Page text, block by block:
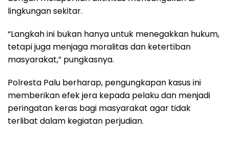
lingkungan sekitar.
“Langkah ini bukan hanya untuk menegakkan hukum,
tetapi juga menjaga moralitas dan ketertiban
masyarakat,” pungkasnya.
Polresta Palu berharap, pengungkapan kasus ini
memberikan efek jera kepada pelaku dan menjadi
peringatan keras bagi masyarakat agar tidak
terlibat dalam kegiatan perjudian.